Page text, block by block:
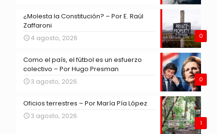
0
¿Molesta la Constitución? – Por E. Raúl
Zaffaroni
4 agosto, 2026
0
Como el país, el fútbol es un esfuerzo
colectivo – Por Hugo Presman
3 agosto, 2026
1
Oficios terrestres – Por María Pía López
3 agosto, 2026